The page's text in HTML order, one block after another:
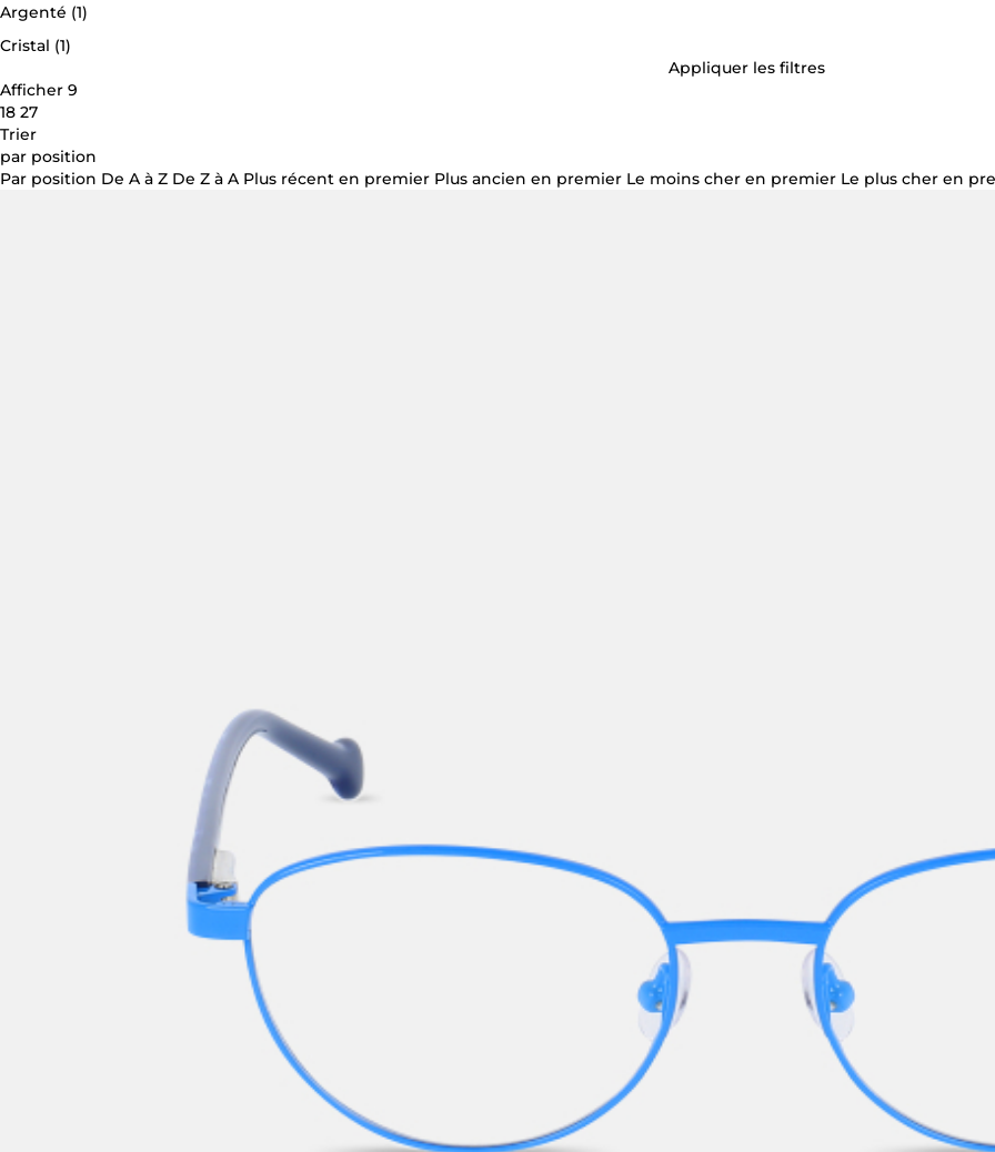
Argenté (1)
Cristal (1)
Appliquer les filtres
Afficher 9
18 27
Trier
par position
Par position De A à Z De Z à A Plus récent en premier Plus ancien en premier Le moins cher en premier Le plus cher en